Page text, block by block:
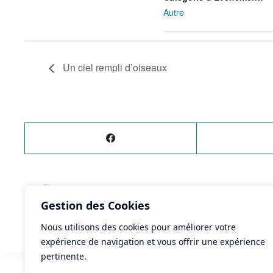
Gestion des Cookies
Nous utilisons des cookies pour améliorer votre
expérience de navigation et vous offrir une expérience
pertinente.
Autre
Un ciel rempli d’oiseaux
ÉVÈNEMENT PRÉCÉDENT